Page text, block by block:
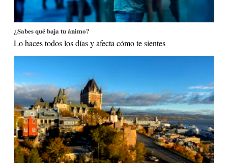
¿Sabes qué baja tu ánimo?
Lo haces todos los días y afecta cómo te sientes